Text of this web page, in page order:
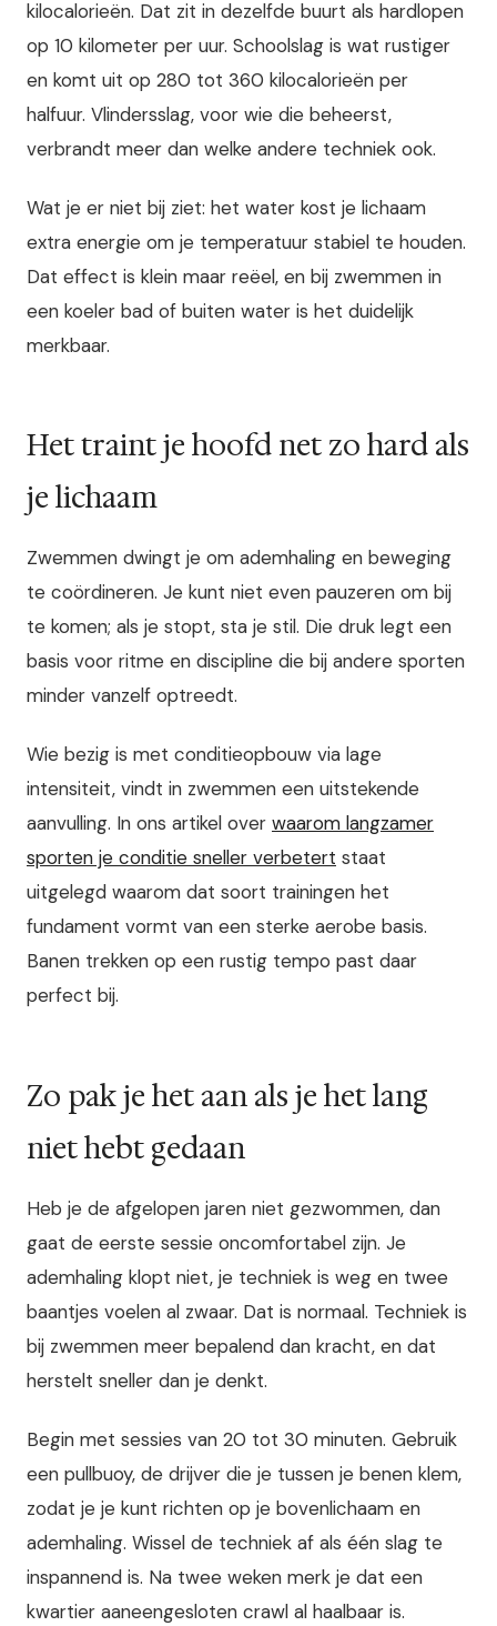
kilocalorieën. Dat zit in dezelfde buurt als hardlopen
op 10 kilometer per uur. Schoolslag is wat rustiger
en komt uit op 280 tot 360 kilocalorieën per
halfuur. Vlindersslag, voor wie die beheerst,
verbrandt meer dan welke andere techniek ook.
Wat je er niet bij ziet: het water kost je lichaam
extra energie om je temperatuur stabiel te houden.
Dat effect is klein maar reëel, en bij zwemmen in
een koeler bad of buiten water is het duidelijk
merkbaar.
Het traint je hoofd net zo hard als
je lichaam
Zwemmen dwingt je om ademhaling en beweging
te coördineren. Je kunt niet even pauzeren om bij
te komen; als je stopt, sta je stil. Die druk legt een
basis voor ritme en discipline die bij andere sporten
minder vanzelf optreedt.
Wie bezig is met conditieopbouw via lage
intensiteit, vindt in zwemmen een uitstekende
aanvulling. In ons artikel over waarom langzamer
sporten je conditie sneller verbetert staat
uitgelegd waarom dat soort trainingen het
fundament vormt van een sterke aerobe basis.
Banen trekken op een rustig tempo past daar
perfect bij.
Zo pak je het aan als je het lang
niet hebt gedaan
Heb je de afgelopen jaren niet gezwommen, dan
gaat de eerste sessie oncomfortabel zijn. Je
ademhaling klopt niet, je techniek is weg en twee
baantjes voelen al zwaar. Dat is normaal. Techniek is
bij zwemmen meer bepalend dan kracht, en dat
herstelt sneller dan je denkt.
Begin met sessies van 20 tot 30 minuten. Gebruik
een pullbuoy, de drijver die je tussen je benen klem,
zodat je je kunt richten op je bovenlichaam en
ademhaling. Wissel de techniek af als één slag te
inspannend is. Na twee weken merk je dat een
kwartier aaneengesloten crawl al haalbaar is.